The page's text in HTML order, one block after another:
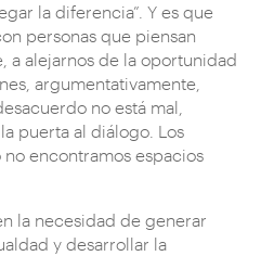
la diferencia”. Y es que
personas que piensan
a alejarnos de la oportunidad
argumentativamente,
no está mal,
puerta al diálogo. Los
encontramos espacios
la necesidad de generar
y desarrollar la